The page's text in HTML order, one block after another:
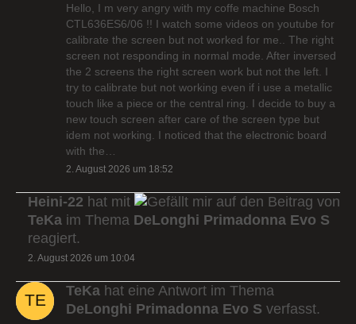
Hello, I m very angry with my coffe machine Bosch
CTL636ES6/06 !! I watch some videos on youtube for
calibrate the screen but not worked for me.. The right
screen not responding in normal mode. After inversed
the 2 screens the right screen work but not the left. I
try to calibrate but not working even if i use a metallic
touch like a piece or the central ring. I decide to buy a
new touch screen after care of the screen type but
idem not working. I noticed that the electronic board
with the…
2. August 2026 um 18:52
Heini-22 hat mit
auf den Beitrag von
TeKa im Thema DeLonghi Primadonna Evo S
reagiert.
2. August 2026 um 10:04
TeKa hat eine Antwort im Thema
DeLonghi Primadonna Evo S verfasst.